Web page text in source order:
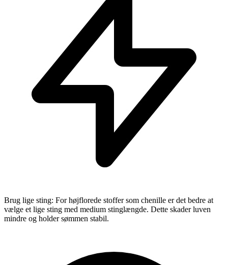
Brug lige sting: For højflorede stoffer som chenille er det bedre at
vælge et lige sting med medium stinglængde. Dette skader luven
mindre og holder sømmen stabil.